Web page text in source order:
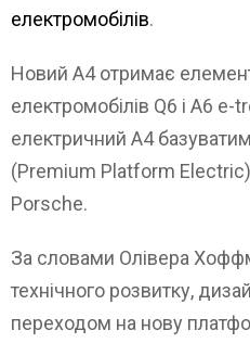
електромобілів.
Новий A4 отримає
електромобілів Q6 і A6 e-
електричний A4
(Premium Platform
Porsche.
За словами Олівера
технічного розвитку,
переходом на нову